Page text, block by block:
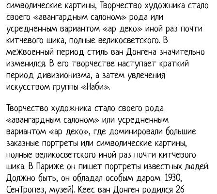
символические картины, Творчество художника стало
своего «авангардным салоном» рода или
усредненным вариантом «ар деко» иной раз почти
китчевого шика, полные великосветского. В
межвоенный период стиль ван Донгена значительно
изменился. В его творчестве наступает краткий
период дивизионизма, а затем увлечения
искусством группы «Наби».
Творчество художника стало своего рода
«авангардным салоном» или усредненным
вариантом «ар деко», где доминировали большие
заказные портреты или символические картины,
полные великосветского иной раз почти китчевого
шика. В Париже он пишет портреты известных людей.
Должно быть, он обладал особым даром. 1930,
СенТропез, музей). Кеес ван Донген родился 26